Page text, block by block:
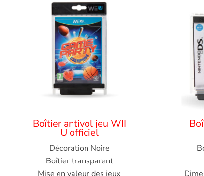
Boîtier antivol jeu WII
U officiel
Décoration Noire
Boîtier transparent
Mise en valeur des jeux